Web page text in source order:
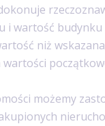
i wartość budynku
niż
wartości
możemy